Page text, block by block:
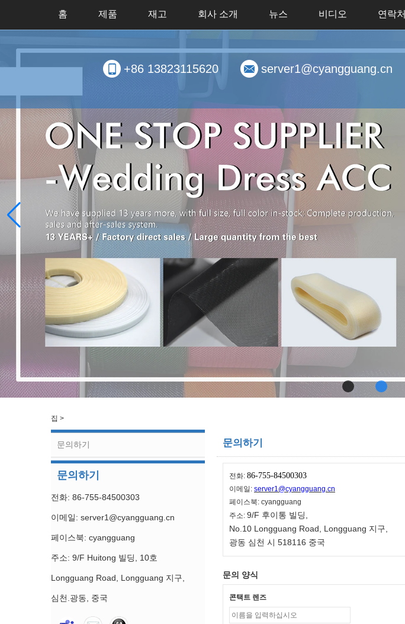
홈 제품 재고 회사 소개 뉴스 비디오 연락처
+86 13823115620 server1@cyangguang.cn
집 >
문의하기
문의하기
전화: 86-755-84500303
이메일: server1@cyangguang.cn
페이스북: cyangguang
주소: 9/F Huitong 빌딩, 10호
Longguang Road, Longguang 지구,
심천.광동, 중국
문의하기
전화: 86-755-84500303
이메일: server1@cyangguang.cn
페이스북: cyangguang
주소: 9/F 후이통 빌딩,
No.10 Longguang Road, Longguang 지구,
광동 심천 시 518116 중국
문의 양식
콘택트 렌즈